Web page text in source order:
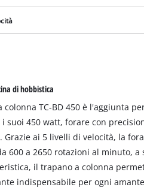
di hobbistica
TC-BD 450 è l'aggiunta
suoi 450 watt, forare con
Grazie ai 5 livelli di velocità, la
600 a 2650 rotazioni al minuto, a
il trapano a colonna
indispensabile per ogni amante